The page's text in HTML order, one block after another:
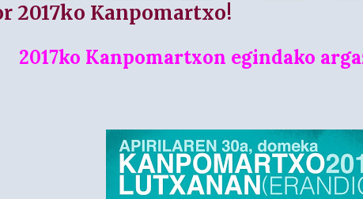
2017ko Kanpomartxo!
2017ko Kanpomartxon egindako